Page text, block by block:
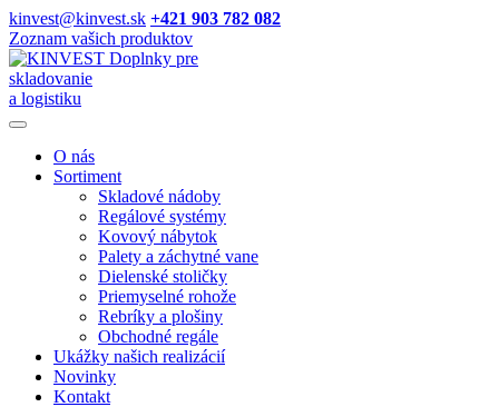
kinvest@kinvest.sk +421 903 782 082
Zoznam vašich produktov
Doplnky pre
skladovanie
a logistiku
O nás
Sortiment
Skladové nádoby
Regálové systémy
Kovový nábytok
Palety a záchytné vane
Dielenské stoličky
Priemyselné rohože
Rebríky a plošiny
Obchodné regále
Ukážky našich realizácií
Novinky
Kontakt